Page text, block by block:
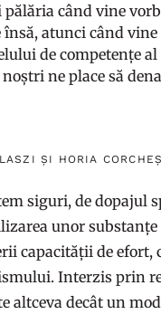
când vine
însă, atunci când vine
de competențe
ne place să
ȘI HORIA CORCHEȘ
siguri, de dopajul
unor
capacității de efort,
Interzis prin
altceva decât un